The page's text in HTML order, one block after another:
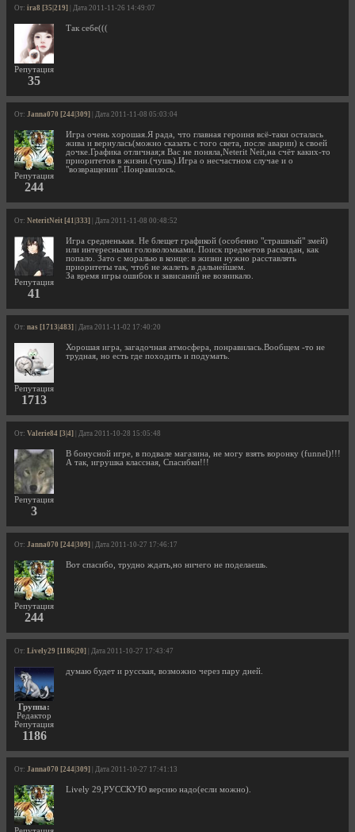
От: ira8 [35|219] | Дата 2011-11-26 14:49:07
Репутация
35
Так себе(((
От: Janna070 [244|309] | Дата 2011-11-08 05:03:04
Репутация
244
Игра очень хорошая.Я рада, что главная героиня всё-таки осталась
жива и вернулась(можно сказать с того света, после аварии) к своей
дочке.Графика отличная;я Вас не поняла,Neterit Neit,на счёт каких-то
приоритетов в жизни.(чушь).Игра о несчастном случае и о
"возвращении".Понравилось.
От: NeteritNeit [41|333] | Дата 2011-11-08 00:48:52
Репутация
41
Игра средненькая. Не блещет графикой (особенно "страшный" змей)
или интересными головоломками. Поиск предметов раскидан, как
попало. Зато с моралью в конце: в жизни нужно расставлять
приоритеты так, чтоб не жалеть в дальнейшем.
За время игры ошибок и зависаний не возникало.
От: nas [1713|483] | Дата 2011-11-02 17:40:20
Репутация
1713
Хорошая игра, загадочная атмосфера, понравилась.Вообщем -то не
трудная, но есть где походить и подумать.
От: Valerie84 [3|4] | Дата 2011-10-28 15:05:48
Репутация
3
В бонусной игре, в подвале магазина, не могу взять воронку (funnel)!!!
А так, игрушка классная, Спасибки!!!
От: Janna070 [244|309] | Дата 2011-10-27 17:46:17
Репутация
244
Вот спасибо, трудно ждать,но ничего не поделаешь.
От: Lively29 [1186|20] | Дата 2011-10-27 17:43:47
Группа:
Редактор
Репутация
1186
думаю будет и русская, возможно через пару дней.
От: Janna070 [244|309] | Дата 2011-10-27 17:41:13
Lively 29,РУССКУЮ версию надо(если можно).